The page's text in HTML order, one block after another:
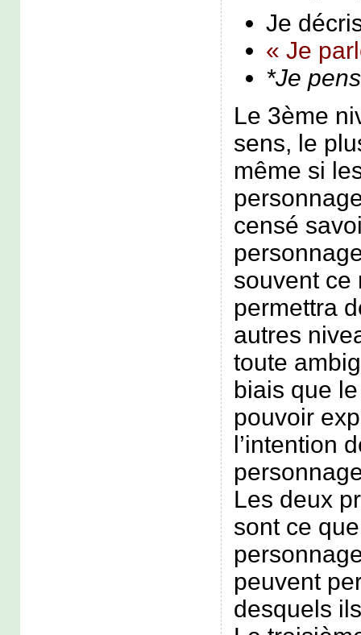
Je
« Je
*Je
Le 3ème
sens, le
même si
censé
souvent ce
permettra
autres
toute
biais que
pouvoir
l’intention
Les deux
sont ce
peuvent
desquels